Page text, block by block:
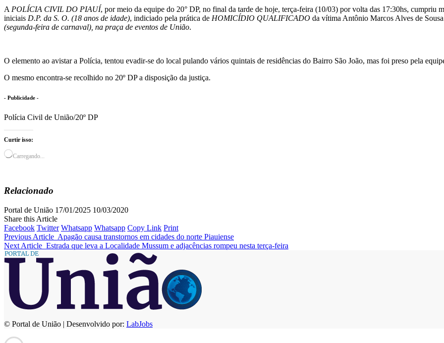
A POLÍCIA CIVIL DO PIAUÍ, por meio da equipe do 20° DP, no final da tarde de hoje, terça-feira (10/03) por volta das 17:30hs, cumpriu
iniciais D.P. da S. O. (18 anos de idade), indiciado pela prática de HOMICÍDIO QUALIFICADO da vítima Antônio Marcos Alves de
(segunda-feira de carnaval), na praça de eventos de União.
O elemento ao avistar a Polícia, tentou evadir-se do local pulando vários quintais de residências do Bairro São João, mas foi preso pela
O mesmo encontra-se recolhido no 20º DP a disposição da justiça.
- Publicidade -
Polícia Civil de União/20º DP
Curtir isso:
Carregando...
Relacionado
Portal de União 17/01/2025 10/03/2020
Share this Article
Facebook Twitter Whatsapp Whatsapp Copy Link Print
Previous Article Apagão causa transtornos em cidades do norte Piauiense
Next Article Estrada que leva a Localidade Mussum e adjacências rompeu nesta terça-feira
© Portal de União | Desenvolvido por: LabJobs